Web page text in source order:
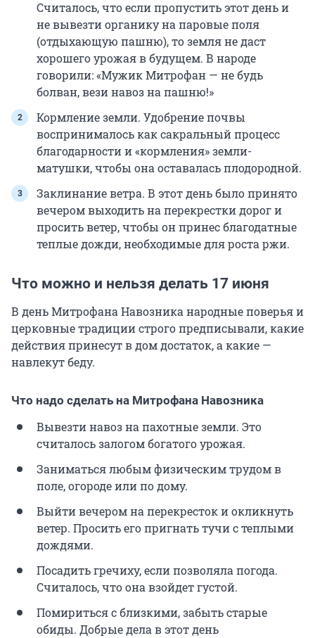
Считалось, что если пропустить этот день и
не вывезти органику на паровые поля
(отдыхающую пашню), то земля не даст
хорошего урожая в будущем. В народе
говорили: «Мужик Митрофан — не будь
болван, вези навоз на пашню!»
Кормление земли. Удобрение почвы
воспринималось как сакральный процесс
благодарности и «кормления» земли-
матушки, чтобы она оставалась плодородной.
Заклинание ветра. В этот день было принято
вечером выходить на перекрестки дорог и
просить ветер, чтобы он принес благодатные
теплые дожди, необходимые для роста ржи.
Что можно и нельзя делать 17 июня
В день Митрофана Навозника народные поверья и
церковные традиции строго предписывали, какие
действия принесут в дом достаток, а какие —
навлекут беду.
Что надо сделать на Митрофана Навозника
Вывезти навоз на пахотные земли. Это
считалось залогом богатого урожая.
Заниматься любым физическим трудом в
поле, огороде или по дому.
Выйти вечером на перекресток и окликнуть
ветер. Просить его пригнать тучи с теплыми
дождями.
Посадить гречиху, если позволяла погода.
Считалось, что она взойдет густой.
Помириться с близкими, забыть старые
обиды. Добрые дела в этот день